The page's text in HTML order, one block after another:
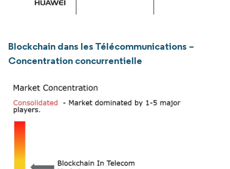
Blockchain dans les Télécommunications –
Concentration concurrentielle